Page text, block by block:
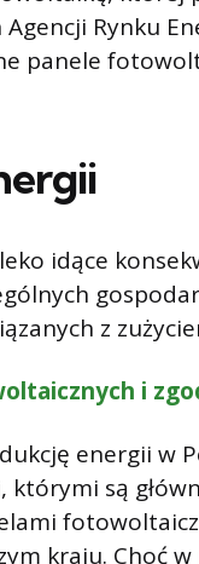
Rynku
panele
idące
z
i
energii w
są
kraju. Choć